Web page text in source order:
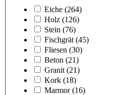
Eiche (264)
Holz (126)
Stein (76)
Fischgrät (45)
Fliesen (30)
Beton (21)
Granit (21)
Kork (18)
Marmor (16)